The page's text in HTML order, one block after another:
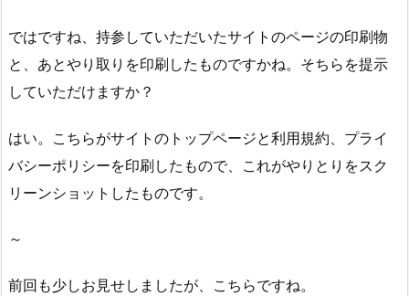
ではですね、持参していただいたサイトのページの印刷物
と、あとやり取りを印刷したものですかね。そちらを提示
していただけますか？
はい。こちらがサイトのトップページと利用規約、プライ
バシーポリシーを印刷したもので、これがやりとりをスク
リーンショットしたものです。
～
前回も少しお見せしましたが、こちらですね。